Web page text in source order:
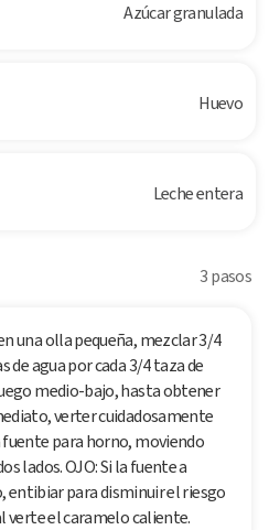
Azúcar granulada
Huevo
Leche entera
3 pasos
una olla pequeña, mezclar 3/4
de agua por cada 3/4 taza de
medio-bajo, hasta obtener
verter cuidadosamente
fuente para horno, moviendo
lados. OJO: Si la fuente a
entibiar para disminuir el riesgo
verte el caramelo caliente.